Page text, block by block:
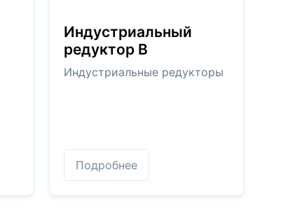
Индустриальный
редуктор В
Индустриальные редукторы
Подробнее